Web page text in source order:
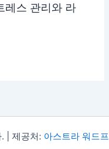
레스 관리와 라
| 제공처: 아스트라 워드프